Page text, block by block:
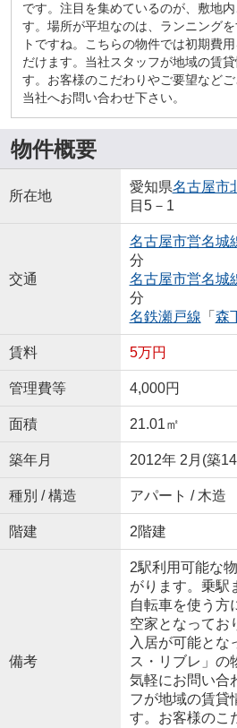
です。注目を集めているのが、敷地
す。場所が平坦なのは、ランニング
トですね。こちらの物件では初期費
だけます。当社スタッフが地域の賃
す。お客様のこだわりやご要望など
当社へお問い合わせ下さい。
物件概要
所在地
愛知県名古屋市
目5－1
交通
名古屋市営名城
分
名古屋市営名城
分
名鉄瀬戸線 「 森
賃料 5万円
管理費等 4,000円
面積 21.01㎡
築年月 2012年 2月(築
種別 / 構造 アパート / 木造
階建 2階建
備考
2駅利用可能な
がります。乗駅
自転車を使う方
空家となってお
入居が可能とな
ス・リブレ」の
気軽にお問い合
フが地域の賃貸
す。お客様のこ